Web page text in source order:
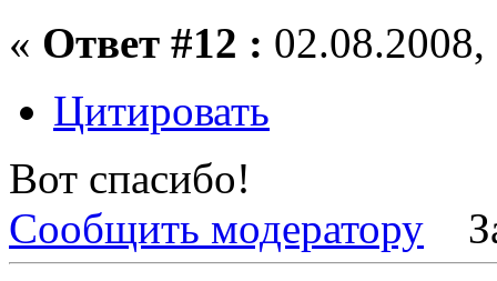
« Ответ #12 :
Цитировать
Вот спасибо!
Сообщить модератору